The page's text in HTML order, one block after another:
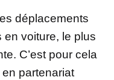
déplacements
en voiture, le plus
C’est pour cela
partenariat